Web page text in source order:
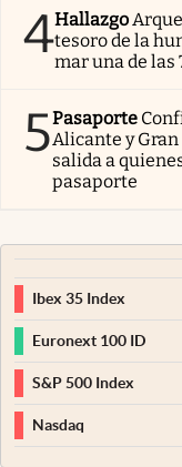
4Hallazgo
tesoro de la
mar una de
5Pasaporte
Alicante y
salida a
pasaporte
Ibex 35 Index
Euronext 100 ID
S&P 500 Index
Nasdaq